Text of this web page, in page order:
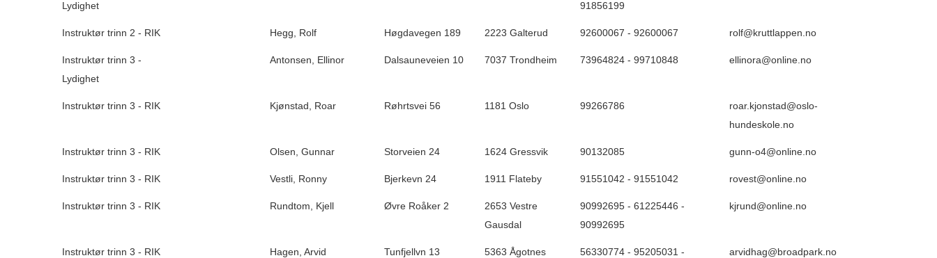
Lydighet
91856199
Instruktør trinn 2 - RIK Hegg, Rolf Høgdavegen 189 2223 Galterud 92600067 - 92600067 rolf@kruttlappen.no
Instruktør trinn 3 -
Lydighet
Antonsen, Ellinor Dalsauneveien 10 7037 Trondheim 73964824 - 99710848 ellinora@online.no
Instruktør trinn 3 - RIK Kjønstad, Roar Røhrtsvei 56 1181 Oslo 99266786
roar.kjonstad@oslo-
hundeskole.no
Instruktør trinn 3 - RIK Olsen, Gunnar Storveien 24 1624 Gressvik 90132085 gunn-o4@online.no
Instruktør trinn 3 - RIK Vestli, Ronny Bjerkevn 24 1911 Flateby 91551042 - 91551042 rovest@online.no
Instruktør trinn 3 - RIK Rundtom, Kjell Øvre Roåker 2
2653 Vestre
Gausdal
90992695 - 61225446 -
90992695
kjrund@online.no
Instruktør trinn 3 - RIK Hagen, Arvid Tunfjellvn 13 5363 Ågotnes
56330774 - 95205031 -
arvidhag@broadpark.no